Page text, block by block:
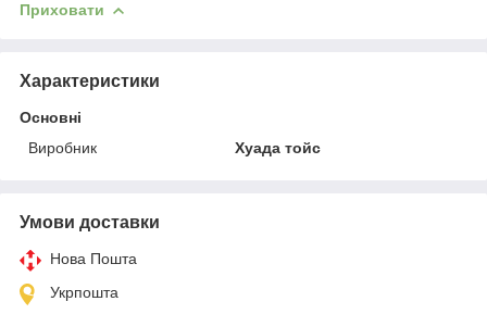
Приховати
Характеристики
Основні
Виробник
Хуада тойс
Умови доставки
Нова Пошта
Укрпошта